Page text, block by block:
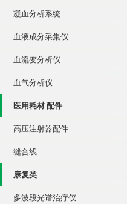
凝血分析系统
血液成分采集仪
血流变分析仪
血气分析仪
医用耗材 配件
高压注射器配件
缝合线
康复类
多波段光谱治疗仪